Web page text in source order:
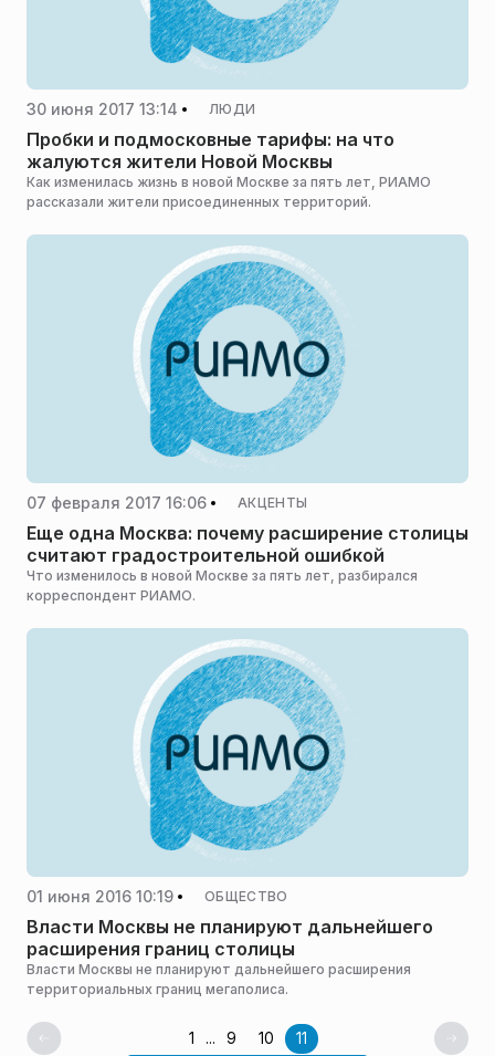
30 июня 2017 13:14 ЛЮДИ
Пробки и подмосковные тарифы: на что
жалуются жители Новой Москвы
Как изменилась жизнь в новой Москве за пять лет, РИАМО
рассказали жители присоединенных территорий.
07 февраля 2017 16:06 АКЦЕНТЫ
Еще одна Москва: почему расширение столицы
считают градостроительной ошибкой
Что изменилось в новой Москве за пять лет, разбирался
корреспондент РИАМО.
01 июня 2016 10:19 ОБЩЕСТВО
Власти Москвы не планируют дальнейшего
расширения границ столицы
Власти Москвы не планируют дальнейшего расширения
территориальных границ мегаполиса.
1 ... 9 10 11